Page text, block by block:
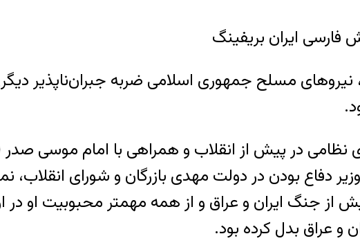
فارسی ایران بریفینگ
، نیروهای مسلح جمهوری اسلامی ضربه جبران‌ناپذیر
در پیش از انقلاب و همراهی با امام موسی
دفاع بودن در دولت مهدی بازرگان و شورای
از جنگ ایران و عراق و از همه مهمتر محبوبیت
و عراق بدل کرده بود.